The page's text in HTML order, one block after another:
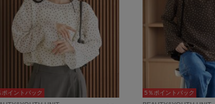
ポイントバック 5％ポイントバック